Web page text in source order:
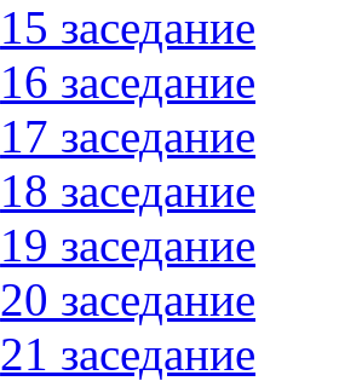
15 заседание
16 заседание
17 заседание
18 заседание
19 заседание
20 заседание
21 заседание